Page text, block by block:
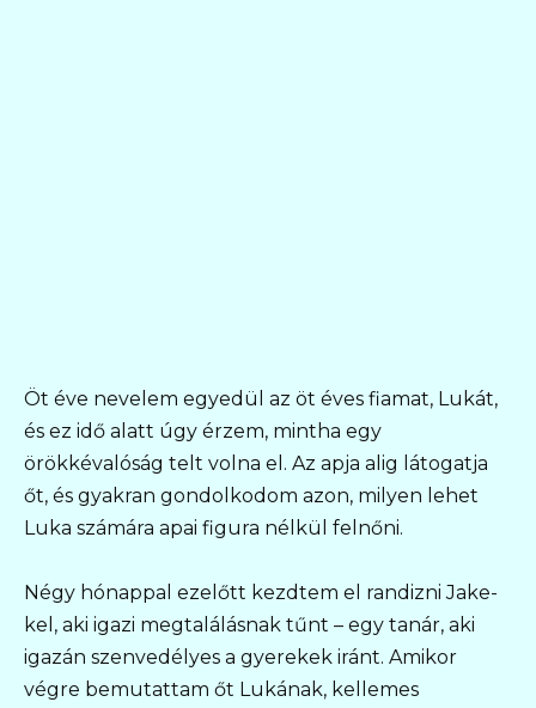
Öt éve nevelem egyedül az öt éves fiamat, Lukát,
és ez idő alatt úgy érzem, mintha egy
örökkévalóság telt volna el. Az apja alig látogatja
őt, és gyakran gondolkodom azon, milyen lehet
Luka számára apai figura nélkül felnőni.
Négy hónappal ezelőtt kezdtem el randizni Jake-
kel, aki igazi megtalálásnak tűnt – egy tanár, aki
igazán szenvedélyes a gyerekek iránt. Amikor
végre bemutattam őt Lukának, kellemes